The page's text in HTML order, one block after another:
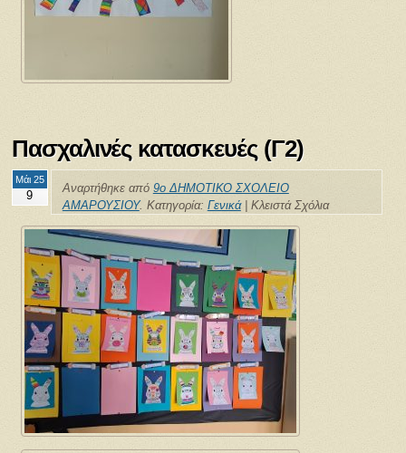
Πασχαλινές κατασκευές (Γ2)
Μάι 25
9
Αναρτήθηκε από 9ο ΔΗΜΟΤΙΚΟ ΣΧΟΛΕΙΟ
ΑΜΑΡΟΥΣΙΟΥ. Κατηγορία: Γενικά| Κλειστά Σχόλια